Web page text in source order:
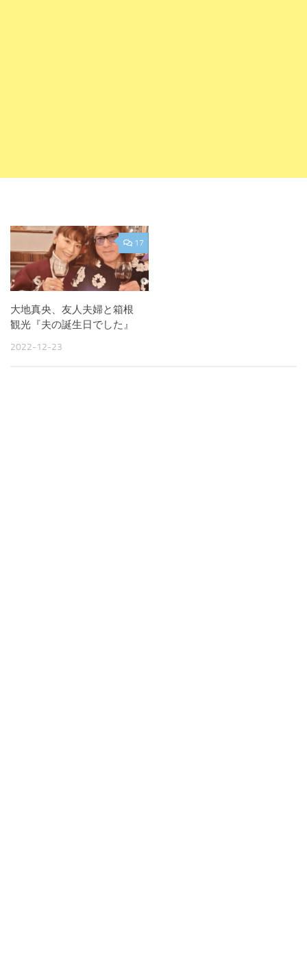
17
大地真央、友人夫婦と箱根
観光『夫の誕生日でした』
2022-12-23